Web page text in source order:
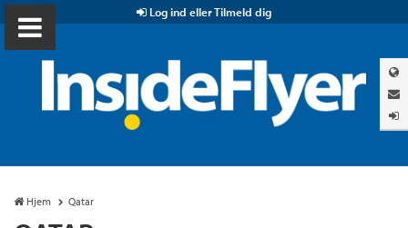
Log ind eller Tilmeld dig
Hjem Qatar